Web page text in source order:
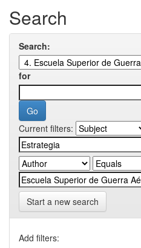
Search
Search:
for
Current filters:
Start a new search
Add filters: